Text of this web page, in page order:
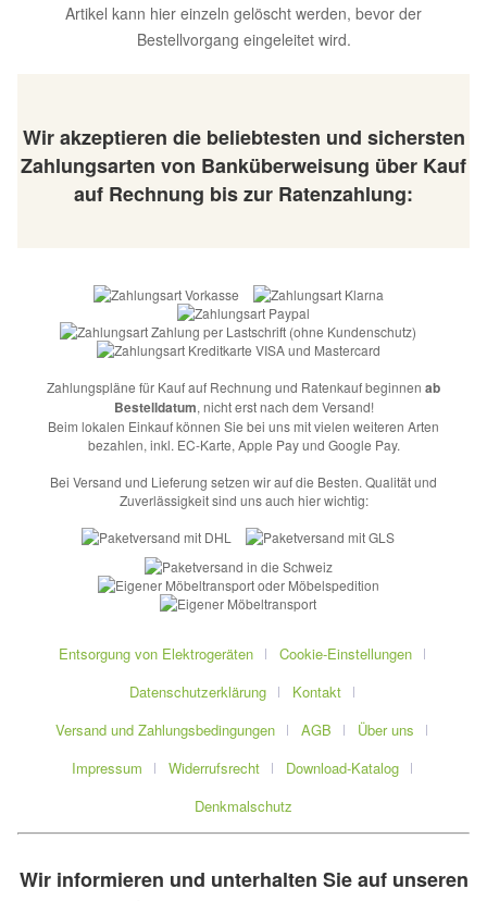
Artikel kann hier einzeln gelöscht werden, bevor der
Bestellvorgang eingeleitet wird.
Wir akzeptieren die beliebtesten und sichersten
Zahlungsarten von Banküberweisung über Kauf
auf Rechnung bis zur Ratenzahlung:
Zahlungspläne für Kauf auf Rechnung und Ratenkauf beginnen ab
Bestelldatum, nicht erst nach dem Versand!
Beim lokalen Einkauf können Sie bei uns mit vielen weiteren Arten
bezahlen, inkl. EC-Karte, Apple Pay und Google Pay.
Bei Versand und Lieferung setzen wir auf die Besten. Qualität und
Zuverlässigkeit sind uns auch hier wichtig:
Entsorgung von Elektrogeräten
Cookie-Einstellungen
Datenschutzerklärung
Kontakt
Versand und Zahlungsbedingungen
AGB
Über uns
Impressum
Widerrufsrecht
Download-Katalog
Denkmalschutz
Wir informieren und unterhalten Sie auf unseren